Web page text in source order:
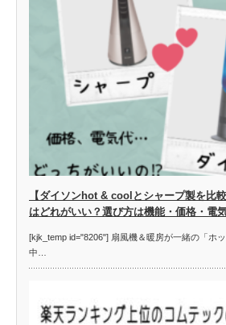
【ダイソンhot & coolとシャープ製を比
はどれがいい？選び方は機能・価格・電
[kjk_temp id="8206"] 扇風機＆暖房が一緒の「ホ
中…